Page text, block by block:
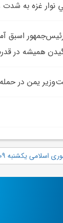
نوار غزه به
اسبق
همیشه در
يمن در
1404/06/09 شماره 13170